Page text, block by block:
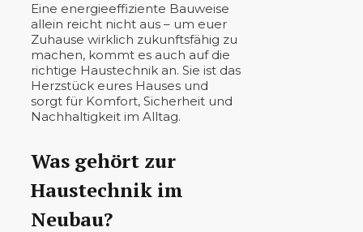
Eine energieeffiziente Bauweise
allein reicht nicht aus – um euer
Zuhause wirklich zukunftsfähig zu
machen, kommt es auch auf die
richtige Haustechnik an. Sie ist das
Herzstück eures Hauses und
sorgt für Komfort, Sicherheit und
Nachhaltigkeit im Alltag.
Was gehört zur
Haustechnik im
Neubau?